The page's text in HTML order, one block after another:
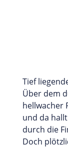
Tief
Über dem
hellwacher
und da
durch die
Doch